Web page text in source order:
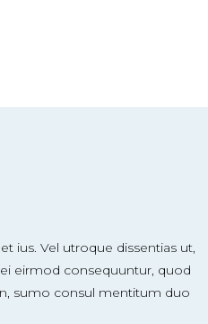
ius. Vel utroque dissentias ut,
eirmod consequuntur, quod
sumo consul mentitum duo